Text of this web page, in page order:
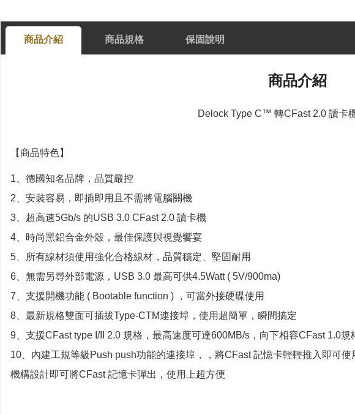
商品介紹 商品規格 保固說明
商品介紹
Delock Type C™ 轉CFast 2.0 讀卡
【商品特色】
1、德國知名品牌，品質嚴控
2、安裝容易，即插即用且不需將電腦關機
3、超高速5Gb/s 的USB 3.0 CFast 2.0 讀卡機
4、時尚黑鋁合金外殼，最佳保護與視覺饗宴
5、所有線材須使用強化合格線材，品質穩定、堅固耐用
6、無需另尋外部電源，USB 3.0 最高可供4.5Watt ( 5V/900ma)
7、支援開機功能 ( Bootable function ) ，可當外接硬碟使用
8、最新規格雙面可插拔Type-CTM連接埠，使用超簡單，瞬間搞定
9、支援CFast type I/II 2.0 規格，最高速度可達600MB/s，向下相容CFast 1.0規
10、內建工規等級Push push功能的連接埠，，將CFast 記憶卡輕輕推入即可
機構設計即可將CFast 記憶卡彈出，使用上超方便